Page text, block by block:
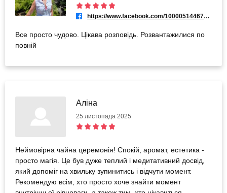
https://www.facebook.com/100005144674994
Все просто чудово. Цікава розповідь. Розвантажилися по
повній
Аліна
25 листопада 2025
Неймовірна чайна церемонія! Спокій, аромат, естетика -
просто магія. Це був дуже теплий і медитативний досвід,
який допоміг на хвильку зупинитись і відчути момент.
Рекомендую всім, хто просто хоче знайти момент